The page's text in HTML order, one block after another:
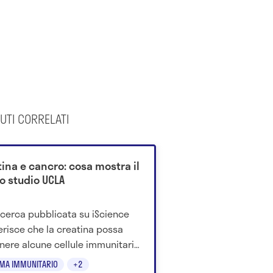
CORRELATI
IMMUNITARIO +2
e cancro: cosa mostra il
studio UCLA
pubblicata su iScience
che la creatina possa
alcune cellule immunitarie
nella risposta contro i